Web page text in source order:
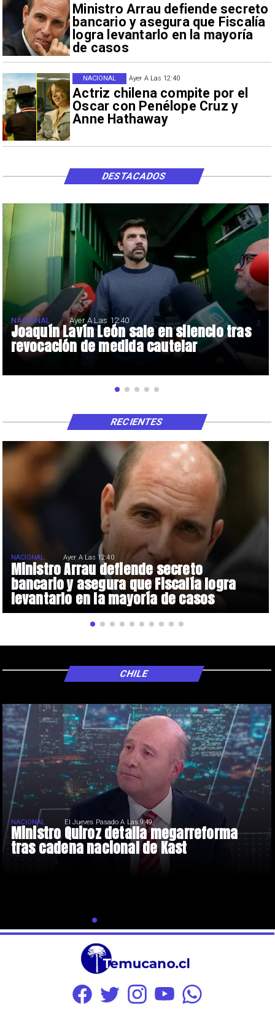
Ministro Arrau defiende secreto
bancario y asegura que Fiscalía
logra levantarlo en la mayoría
de casos
Ayer A Las 12:40
Actriz chilena compite por el
Oscar con Penélope Cruz y
Anne Hathaway
NACIONAL
Joaquín Lavín León sale en silencio tras
revocación de medida cautelar
NACIONAL Ayer A Las 12:40
DESTACADOS
Ministro Arrau defiende secreto
bancario y asegura que Fiscalía logra
levantarlo en la mayoría de casos
NACIONAL Ayer A Las 12:40
RECIENTES
Ministro Quiroz detalla megarreforma
tras cadena nacional de Kast
NACIONAL El Jueves Pasado A Las 9:49
CHILE